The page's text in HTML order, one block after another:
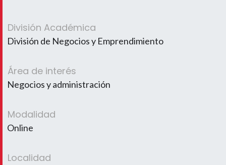
División Académica
División de Negocios y Emprendimiento
Área de interés
Negocios y administración
Modalidad
Online
Localidad